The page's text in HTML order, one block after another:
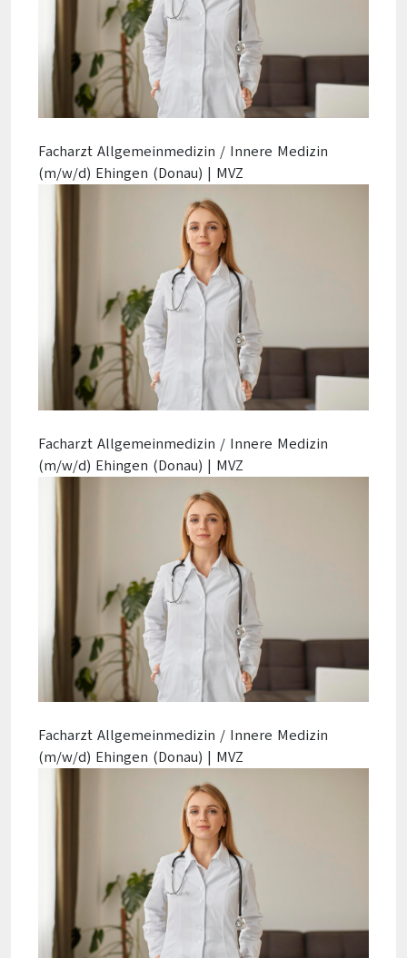
Facharzt Allgemeinmedizin / Innere Medizin
(m/w/d) Ehingen (Donau) | MVZ
Facharzt Allgemeinmedizin / Innere Medizin
(m/w/d) Ehingen (Donau) | MVZ
Facharzt Allgemeinmedizin / Innere Medizin
(m/w/d) Ehingen (Donau) | MVZ